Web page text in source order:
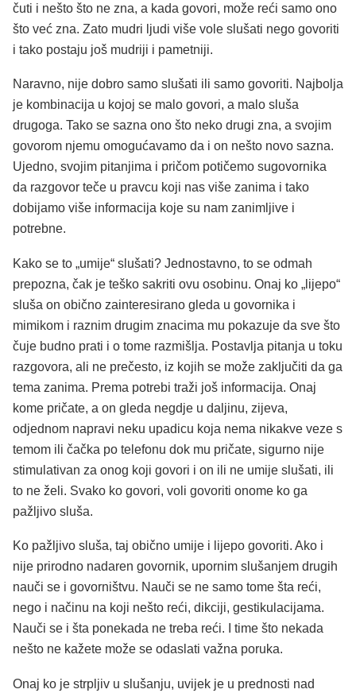
čuti i nešto što ne zna, a kada govori, može reći samo ono
što već zna. Zato mudri ljudi više vole slušati nego govoriti
i tako postaju još mudriji i pametniji.
Naravno, nije dobro samo slušati ili samo govoriti. Najbolja
je kombinacija u kojoj se malo govori, a malo sluša
drugoga. Tako se sazna ono što neko drugi zna, a svojim
govorom njemu omogućavamo da i on nešto novo sazna.
Ujedno, svojim pitanjima i pričom potičemo sugovornika
da razgovor teče u pravcu koji nas više zanima i tako
dobijamo više informacija koje su nam zanimljive i
potrebne.
Kako se to „umije“ slušati? Jednostavno, to se odmah
prepozna, čak je teško sakriti ovu osobinu. Onaj ko „lijepo“
sluša on obično zainteresirano gleda u govornika i
mimikom i raznim drugim znacima mu pokazuje da sve što
čuje budno prati i o tome razmišlja. Postavlja pitanja u toku
razgovora, ali ne prečesto, iz kojih se može zaključiti da ga
tema zanima. Prema potrebi traži još informacija. Onaj
kome pričate, a on gleda negdje u daljinu, zijeva,
odjednom napravi neku upadicu koja nema nikakve veze s
temom ili čačka po telefonu dok mu pričate, sigurno nije
stimulativan za onog koji govori i on ili ne umije slušati, ili
to ne želi. Svako ko govori, voli govoriti onome ko ga
pažljivo sluša.
Ko pažljivo sluša, taj obično umije i lijepo govoriti. Ako i
nije prirodno nadaren govornik, upornim slušanjem drugih
nauči se i govorništvu. Nauči se ne samo tome šta reći,
nego i načinu na koji nešto reći, dikciji, gestikulacijama.
Nauči se i šta ponekada ne treba reći. I time što nekada
nešto ne kažete može se odaslati važna poruka.
Onaj ko je strpljiv u slušanju, uvijek je u prednosti nad